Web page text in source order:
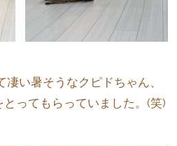
い暑そうなクピドちゃん、
ってもらっていました。(笑)